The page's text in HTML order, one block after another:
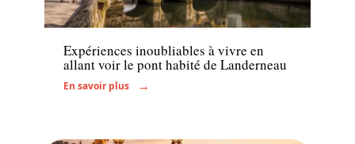
Voyage
Expériences inoubliables à vivre en
allant voir le pont habité de Landerneau
En savoir plus